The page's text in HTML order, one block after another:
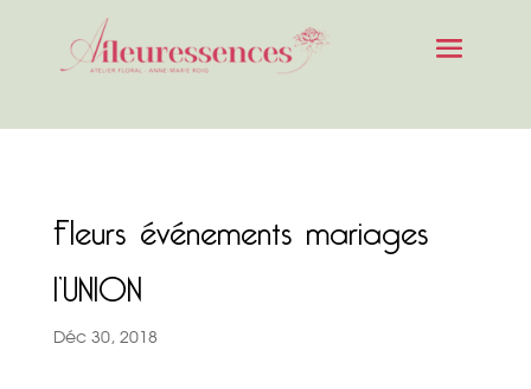
Fleurs événements mariages
l’UNION
Déc 30, 2018